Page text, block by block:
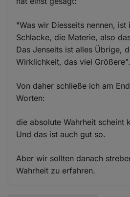
"Was wir Diesseits nennen, ist
Schlacke, die Materie, also
Das Jenseits ist alles Übrige,
Wirklichkeit, das viel Größere".
Von daher schließe ich am
Worten:
die absolute Wahrheit scheint
Und das ist auch gut so.
Aber wir sollten danach
Wahrheit zu erfahren.